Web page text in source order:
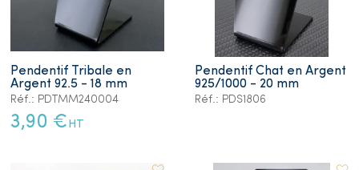
Pendentif Tribale en
Argent 92.5 - 18 mm
Réf.: PDTMM240004
3,90 € HT
Pendentif Chat en Argent
925/1000 - 20 mm
Réf.: PDS1806